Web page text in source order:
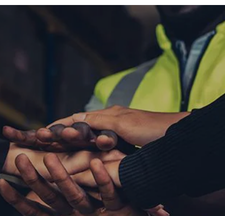
TRAVAILLER CHEZ FERRERO
ACTUALITÉS ET NOUVELLES